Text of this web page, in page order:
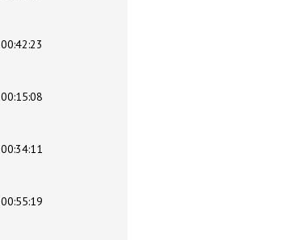
00:42:23
00:15:08
00:34:11
00:55:19